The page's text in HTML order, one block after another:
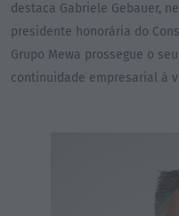
destaca Gabriele Gebauer,
presidente honorária do
Grupo Mewa prossegue o
continuidade empresarial à